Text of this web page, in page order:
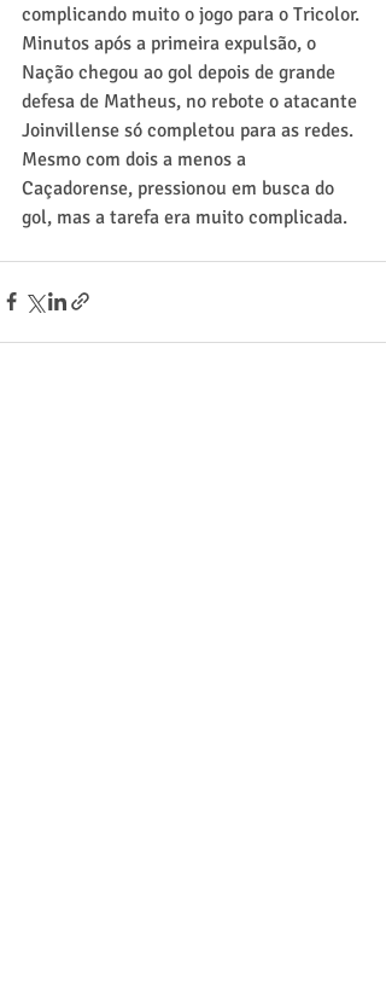
complicando muito o jogo para o Tricolor.
Minutos após a primeira expulsão, o
Nação chegou ao gol depois de grande
defesa de Matheus, no rebote o atacante
Joinvillense só completou para as redes.
Mesmo com dois a menos a
Caçadorense, pressionou em busca do
gol, mas a tarefa era muito complicada.